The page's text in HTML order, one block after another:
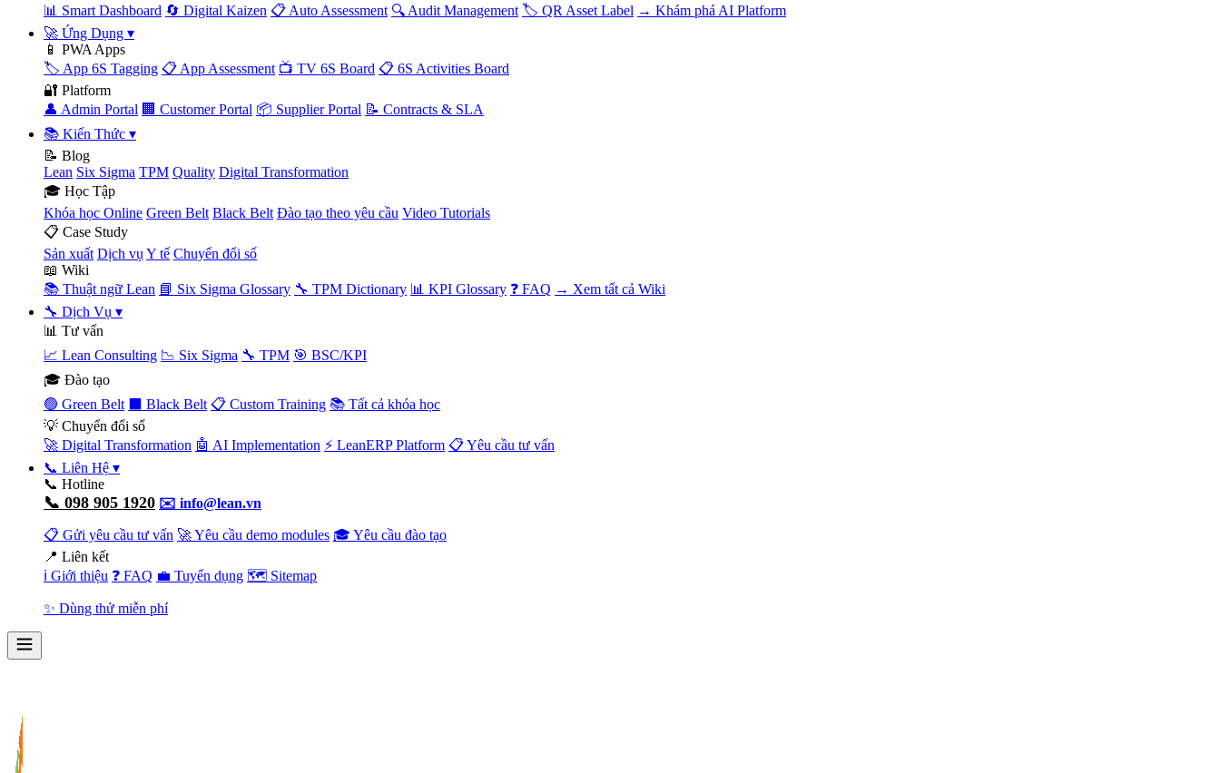
📊 Smart Dashboard 🔄 Digital Kaizen 📋 Auto Assessment 🔍 Audit Management 🏷️ QR Asset Label → Khám phá AI Platform
🚀 Ứng Dụng ▾
📱 PWA Apps
🏷️ App 6S Tagging 📋 App Assessment 📺 TV 6S Board 📋 6S Activities Board
🔐 Platform
👤 Admin Portal 🏢 Customer Portal 📦 Supplier Portal 📝 Contracts & SLA
📚 Kiến Thức ▾
📝 Blog
Lean Six Sigma TPM Quality Digital Transformation
🎓 Học Tập
Khóa học Online Green Belt Black Belt Đào tạo theo yêu cầu Video Tutorials
📋 Case Study
Sản xuất Dịch vụ Y tế Chuyển đổi số
📖 Wiki
📚 Thuật ngữ Lean 📘 Six Sigma Glossary 🔧 TPM Dictionary 📊 KPI Glossary ❓ FAQ → Xem tất cả Wiki
🔧 Dịch Vụ ▾
📊 Tư vấn
📈 Lean Consulting 📉 Six Sigma 🔧 TPM 🎯 BSC/KPI
🎓 Đào tạo
🟢 Green Belt
⬛ Black Belt 📋 Custom Training 📚 Tất cả khóa học
💡 Chuyển đổi số
🚀 Digital Transformation 🤖 AI Implementation ⚡ LeanERP Platform 📋 Yêu cầu tư vấn
📞 Liên Hệ ▾
📞 Hotline
📞 098 905 1920 ✉️ info@lean.vn
📋 Gửi yêu cầu tư vấn 🚀 Yêu cầu demo modules 🎓 Yêu cầu đào tạo
📍 Liên kết
ℹ️ Giới thiệu ❓ FAQ 💼 Tuyển dụng 🗺️ Sitemap
✨ Dùng thử miễn phí